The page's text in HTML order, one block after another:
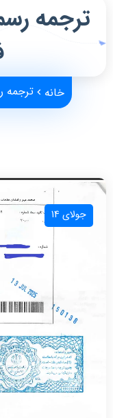
ترجمه
خانه ترجمه
جولای 14